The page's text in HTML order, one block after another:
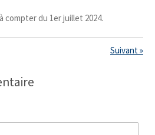
compter du 1er juillet 2024.
Suivant »